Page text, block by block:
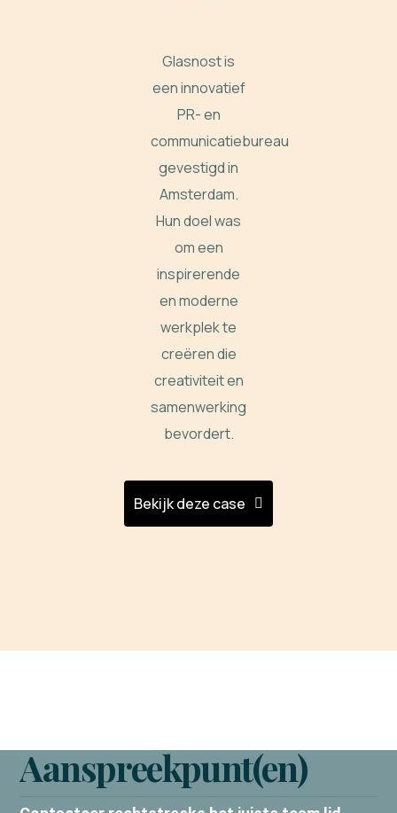
Glasnost is
een innovatief
PR- en
communicatiebureau
gevestigd in
Amsterdam.
Hun doel was
om een
inspirerende
en moderne
werkplek te
creëren die
creativiteit en
samenwerking
bevordert.
Bekijk deze case
Aanspreekpunt(en)